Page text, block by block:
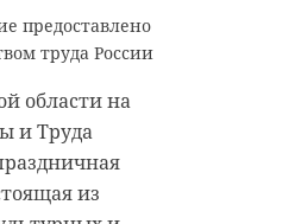
предоставлено
труда России
области на
и Труда
из
Там она
с будущем мужем
До конца войны
в военном
стала
с супругом
47 регион
Весны и Труда.
район
ярмарка,